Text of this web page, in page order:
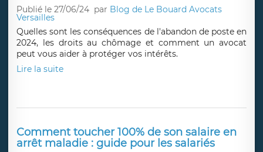
Publié le 27/06/24 par Blog de Le Bouard Avocats
Versailles
Quelles sont les conséquences de l'abandon de poste en
2024, les droits au chômage et comment un avocat
peut vous aider à protéger vos intérêts.
Lire la suite
Comment toucher 100% de son salaire en
arrêt maladie : guide pour les salariés